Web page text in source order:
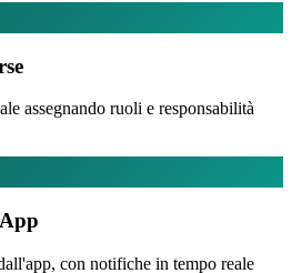
assegnando ruoli e responsabilità
con notifiche in tempo reale